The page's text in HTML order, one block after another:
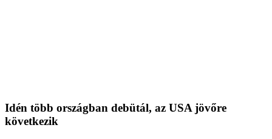
Idén több országban debütál, az USA jövőre
következik